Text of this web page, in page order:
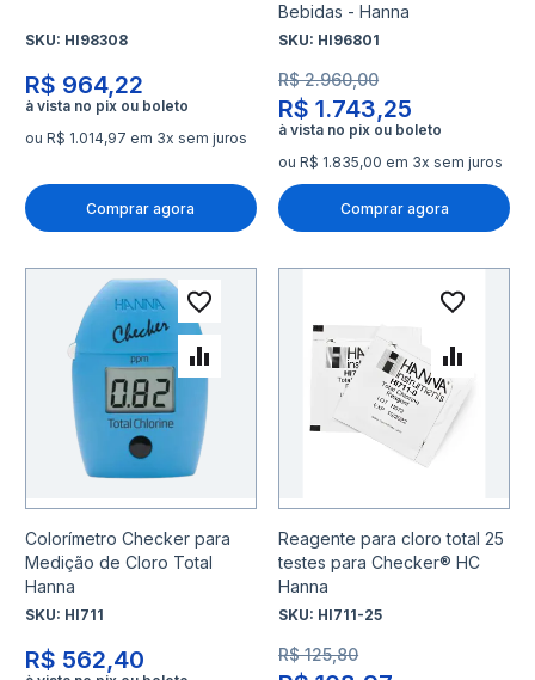
SKU: HI98308
R$ 964,22
ou R$ 1.014,97 em 3x sem juros
Comprar agora
Bebidas - Hanna
SKU: HI96801
R$ 1.743,25
R$ 2.960,00
ou R$ 1.835,00 em 3x sem juros
Comprar agora
Colorímetro Checker para
Medição de Cloro Total
Hanna
SKU: HI711
R$ 562,40
Adicionar à lista de
Adicionar para Comparar
Reagente para cloro total 25
testes para Checker® HC
Hanna
SKU: HI711-25
R$ 125,80